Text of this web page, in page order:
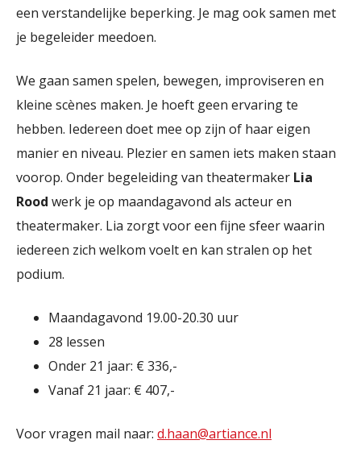
een verstandelijke beperking. Je mag ook samen met
je begeleider meedoen.
We gaan samen spelen, bewegen, improviseren en
kleine scènes maken. Je hoeft geen ervaring te
hebben. Iedereen doet mee op zijn of haar eigen
manier en niveau. Plezier en samen iets maken staan
voorop. Onder begeleiding van theatermaker Lia
Rood werk je op maandagavond als acteur en
theatermaker. Lia zorgt voor een fijne sfeer waarin
iedereen zich welkom voelt en kan stralen op het
podium.
Maandagavond 19.00-20.30 uur
28 lessen
Onder 21 jaar: € 336,-
Vanaf 21 jaar: € 407,-
Voor vragen mail naar: d.haan@artiance.nl